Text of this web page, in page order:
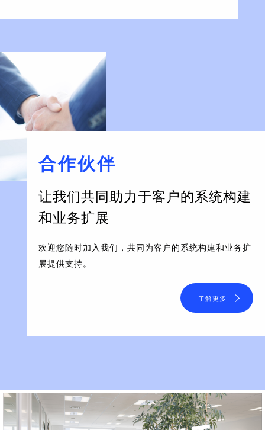
合作伙伴
让我们共同助力于客户的系统构建
和业务扩展
欢迎您随时加入我们，共同为客户的系统构建和业务扩
展提供支持。
了解更多